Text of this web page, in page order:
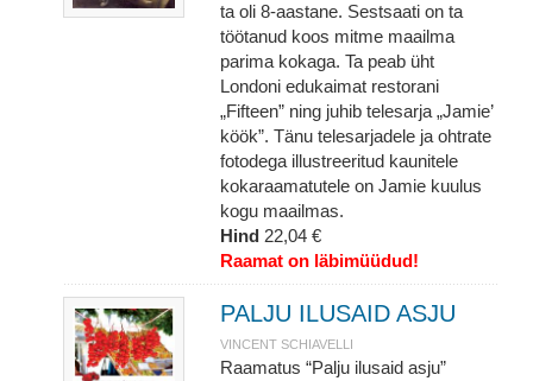
ta oli 8-aastane. Sestsaati on ta
töötanud koos mitme maailma
parima kokaga. Ta peab üht
Londoni edukaimat restorani
„Fifteen” ning juhib telesarja „Jamie’
köök”. Tänu telesarjadele ja ohtrate
fotodega illustreeritud kaunitele
kokaraamatutele on Jamie kuulus
kogu maailmas.
Hind 22,04 €
Raamat on läbimüüdud!
PALJU ILUSAID ASJU
VINCENT SCHIAVELLI
Raamatus “Palju ilusaid asju”